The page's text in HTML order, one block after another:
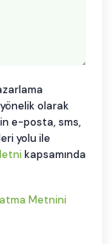
olarak
e-posta, sms,
yolu ile
kapsamında
Metnini